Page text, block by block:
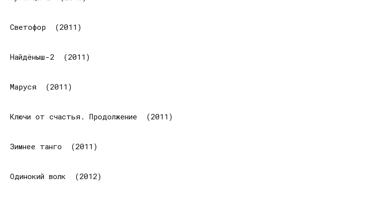
Светофор (2011)
Найдёныш-2 (2011)
Маруся (2011)
Ключи от счастья. Продолжение (2011)
Зимнее танго (2011)
Одинокий волк (2012)